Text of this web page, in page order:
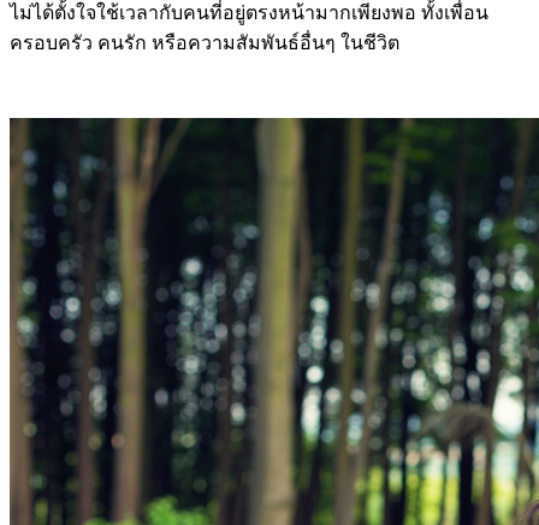
ไม่ได้ตั้งใจใช้เวลากับคนที่อยู่ตรงหน้ามากเพียงพอ ทั้งเพื่อน
ครอบครัว คนรัก หรือความสัมพันธ์อื่นๆ ในชีวิต